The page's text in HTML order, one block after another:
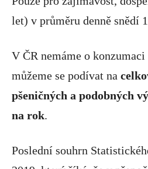
let) v průměru denně snědí
V ČR nemáme o
můžeme se podívat na
pšeničných a podobných
na rok.
Poslední souhrn